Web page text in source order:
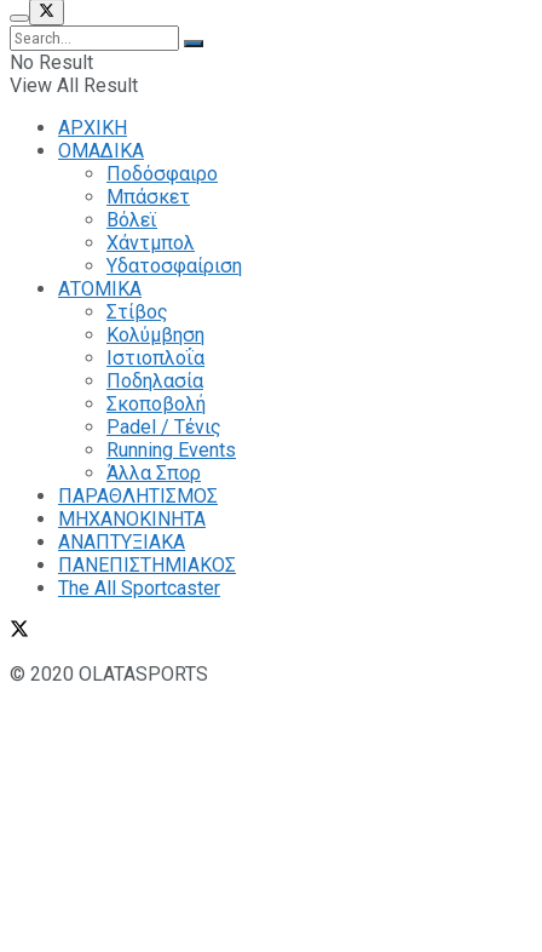
No Result
View All Result
ΑΡΧΙΚΗ
ΟΜΑΔΙΚΑ
Ποδόσφαιρο
Μπάσκετ
Βόλεϊ
Χάντμπολ
Υδατοσφαίριση
ΑΤΟΜΙΚΑ
Στίβος
Κολύμβηση
Ιστιοπλοΐα
Ποδηλασία
Σκοποβολή
Padel / Τένις
Running Events
Άλλα Σπορ
ΠΑΡΑΘΛΗΤΙΣΜΟΣ
ΜΗΧΑΝΟΚΙΝΗΤΑ
ΑΝΑΠΤΥΞΙΑΚΑ
ΠΑΝΕΠΙΣΤΗΜΙΑΚΟΣ
The All Sportcaster
© 2020 OLATASPORTS